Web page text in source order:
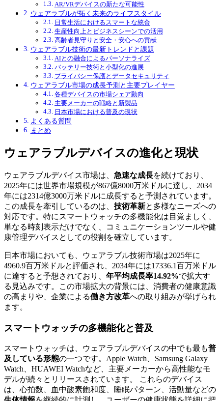
AR/VRデバイスの新たな可能性
ウェアラブルが拓く未来のライフスタイル
日常生活におけるスマートな統合
生産性向上とビジネスシーンでの活用
高齢者見守りと安全・安心への貢献
ウェアラブル技術の最新トレンドと課題
AIとの融合によるパーソナライズ
バッテリー技術と小型化の進展
プライバシー保護とデータセキュリティ
ウェアラブル市場の成長予測と主要プレイヤー
各種デバイスの市場シェア動向
主要メーカーの戦略と新製品
日本市場における普及の現状
よくある質問
まとめ
ウェアラブルデバイスの進化と現状
ウェアラブルデバイス市場は、 急速な成長を続けており、
2025年には世界市場規模が867億8000万米ドルに達し、2034
年には2314億3000万米ドルに成長すると予測されています。
この成長を牽引しているのは、 技術革新と多様なニーズへの
対応です。特にスマートウォッチの多機能化は目覚ましく、
単なる時刻表示だけでなく、コミュニケーションツールや健
康管理デバイスとしての役割を確立しています。
日本市場においても、ウェアラブル技術市場は2025年に
4960.9百万米ドルと評価され、2034年には17336.1百万米ドル
に達すると予想されており、 年平均成長率14.92%で拡大す
る見込みです。この市場拡大の背景には、消費者の健康意識
の高まりや、企業による働き方改革への取り組みが挙げられ
ます。
スマートウォッチの多機能化と普及
スマートウォッチは、ウェアラブルデバイスの中でも最も普
及している形態の一つです。Apple Watch、Samsung Galaxy
Watch、HUAWEI Watchなど、主要メーカーから高性能なモ
デルが続々とリリースされています。 これらのデバイス
は、心拍数、血中酸素飽和度、睡眠パターン、活動量などの